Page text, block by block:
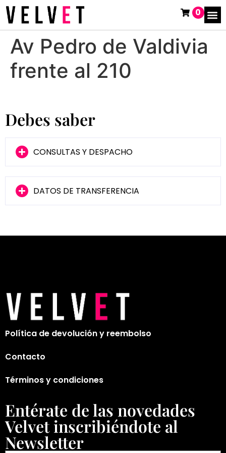
0
Av Pedro de Valdivia
frente al 210
Debes saber
CONSULTAS Y DESPACHO
DATOS DE TRANSFERENCIA
Política de devolución y reembolso
Contacto
Términos y condiciones
Entérate de las novedades
Velvet inscribiéndote al
Newsletter